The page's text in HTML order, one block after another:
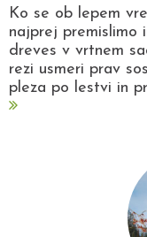
Ko se ob lepem
najprej premislimo
dreves v vrtnem
rezi usmeri prav
pleza po lestvi in